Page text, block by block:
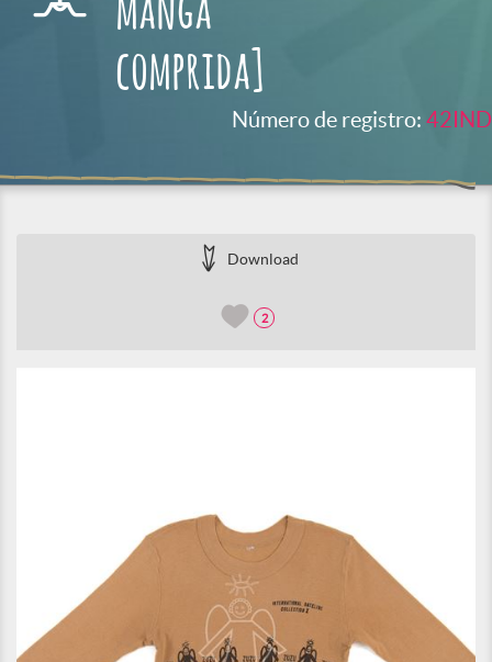
manga
comprida]
Número de registro: 42IND
Download
2